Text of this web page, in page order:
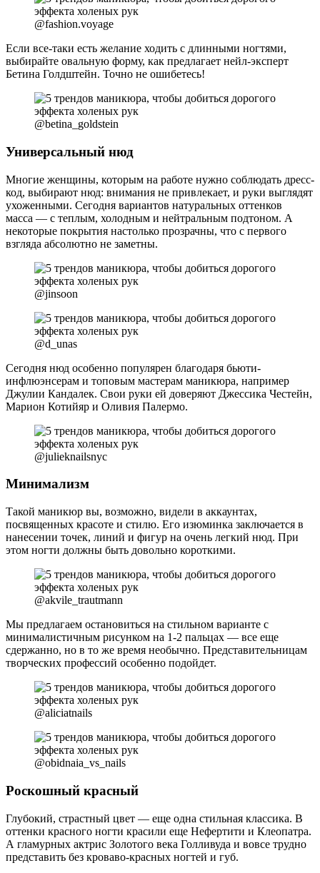
@fashion.voyage
Если все-таки есть желание ходить с длинными ногтями,
выбирайте овальную форму, как предлагает нейл-эксперт
Бетина Голдштейн. Точно не ошибетесь!
@betina_goldstein
Универсальный нюд
Многие женщины, которым на работе нужно соблюдать дресс-
код, выбирают нюд: внимания не привлекает, и руки выглядят
ухоженными. Сегодня вариантов натуральных оттенков
масса — с теплым, холодным и нейтральным подтоном. А
некоторые покрытия настолько прозрачны, что с первого
взгляда абсолютно не заметны.
@jinsoon
@d_unas
Сегодня нюд особенно популярен благодаря бьюти-
инфлюэнсерам и топовым мастерам маникюра, например
Джулии Кандалек. Свои руки ей доверяют Джессика Честейн,
Марион Котийяр и Оливия Палермо.
@julieknailsnyc
Минимализм
Такой маникюр вы, возможно, видели в аккаунтах,
посвященных красоте и стилю. Его изюминка заключается в
нанесении точек, линий и фигур на очень легкий нюд. При
этом ногти должны быть довольно короткими.
@akvile_trautmann
Мы предлагаем остановиться на стильном варианте с
минималистичным рисунком на 1-2 пальцах — все еще
сдержанно, но в то же время необычно. Представительницам
творческих профессий особенно подойдет.
@aliciatnails
@obidnaia_vs_nails
Роскошный красный
Глубокий, страстный цвет — еще одна стильная классика. В
оттенки красного ногти красили еще Нефертити и Клеопатра.
А гламурных актрис Золотого века Голливуда и вовсе трудно
представить без кроваво-красных ногтей и губ.